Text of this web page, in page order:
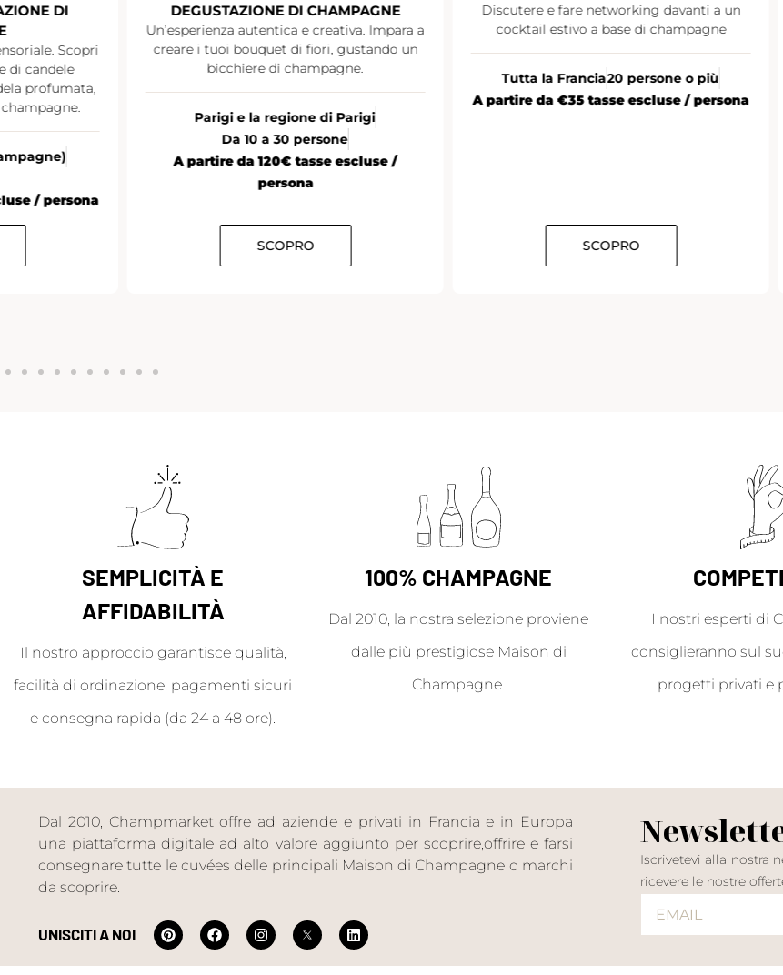
DI
Scopri
di candele
profumata,
/ persona
DEGUSTAZIONE DI CHAMPAGNE
Un’esperienza autentica e creativa. Impara a
creare i tuoi bouquet di fiori, gustando un
bicchiere di champagne.
Parigi e la regione di Parigi
Da 10 a 30 persone
A partire da 120€ tasse escluse /
persona
SCOPRO
Discutere e fare networking davanti a un
cocktail estivo a base di champagne
Tutta la Francia20 persone o più
A partire da €35 tasse escluse / persona
SCOPRO
SEMPLICITÀ E
AFFIDABILITÀ
Il nostro approccio garantisce qualità,
facilità di ordinazione, pagamenti sicuri
e consegna rapida (da 24 a 48 ore).
100% CHAMPAGNE
Dal 2010, la nostra selezione proviene
dalle più prestigiose Maison di
Champagne.
I nostri esperti di
consiglieranno sul
progetti privati e
Dal 2010, Champmarket offre ad aziende e privati in Francia e in Europa
una piattaforma digitale ad alto valore aggiunto per scoprire,offrire e farsi
consegnare tutte le cuvées delle principali Maison di Champagne o marchi
da scoprire.
UNISCITI A NOI
Iscrivetevi alla nostra
ricevere le nostre